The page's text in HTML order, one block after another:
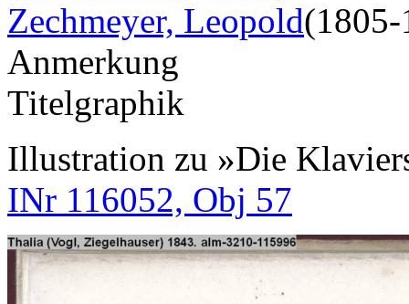
Zechmeyer, Leopold
Anmerkung
Titelgraphik
Illustration zu »Die
INr 116052, Obj 57